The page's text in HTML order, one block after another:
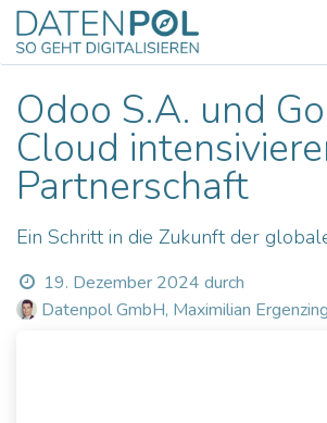
Zum Inhalt springen
Odoo S.A. und
Cloud
Partnerschaft
Ein Schritt in die Zukunft der
19. Dezember 2024 durch
Datenpol GmbH, Maximilian